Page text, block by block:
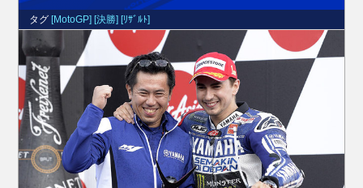
タグ [MotoGP] [決勝] [ﾘｻﾞﾙﾄ]